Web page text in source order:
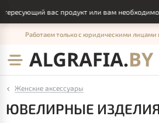
вас продукт или вам необходимо
Работаем только с юридическими лицами
Женские аксессуары
ЮВЕЛИРНЫЕ